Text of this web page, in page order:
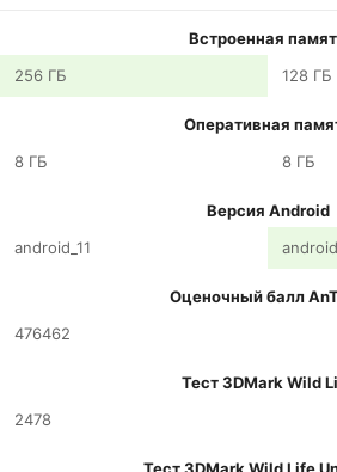
Встроенная
256 ГБ
128 ГБ
Оперативная
8 ГБ
8 ГБ
Версия Android
android_11
Оценочный балл
476462
Тест 3DMark Wild
2478